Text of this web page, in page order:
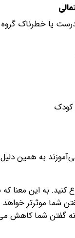
یا خطرناک
به همین
کنید. به این معنا
شما موثرتر
نه گفتن شما کاهش